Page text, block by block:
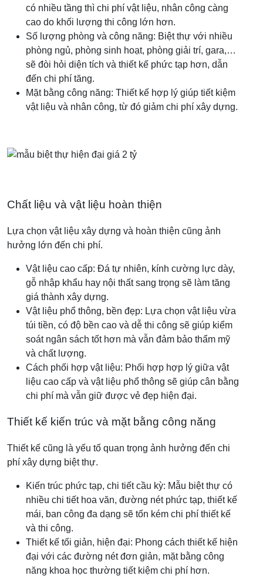
có nhiều tầng thì chi phí vật liệu, nhân công càng
cao do khối lượng thi công lớn hơn.
Số lượng phòng và công năng: Biệt thự với nhiều
phòng ngủ, phòng sinh hoạt, phòng giải trí, gara,…
sẽ đòi hỏi diện tích và thiết kế phức tạp hơn, dẫn
đến chi phí tăng.
Mặt bằng công năng: Thiết kế hợp lý giúp tiết kiệm
vật liệu và nhân công, từ đó giảm chi phí xây dựng.
Chất liệu và vật liệu hoàn thiện
Lựa chọn vật liệu xây dựng và hoàn thiện cũng ảnh
hưởng lớn đến chi phí.
Vật liệu cao cấp: Đá tự nhiên, kính cường lực dày,
gỗ nhập khẩu hay nội thất sang trọng sẽ làm tăng
giá thành xây dựng.
Vật liệu phổ thông, bền đẹp: Lựa chọn vật liệu vừa
túi tiền, có độ bền cao và dễ thi công sẽ giúp kiểm
soát ngân sách tốt hơn mà vẫn đảm bảo thẩm mỹ
và chất lượng.
Cách phối hợp vật liệu: Phối hợp hợp lý giữa vật
liệu cao cấp và vật liệu phổ thông sẽ giúp cân bằng
chi phí mà vẫn giữ được vẻ đẹp hiện đại.
Thiết kế kiến trúc và mặt bằng công năng
Thiết kế cũng là yếu tố quan trọng ảnh hưởng đến chi
phí xây dựng biệt thự.
Kiến trúc phức tạp, chi tiết cầu kỳ: Mẫu biệt thự có
nhiều chi tiết hoa văn, đường nét phức tạp, thiết kế
mái, ban công đa dạng sẽ tốn kém chi phí thiết kế
và thi công.
Thiết kế tối giản, hiện đại: Phong cách thiết kế hiện
đại với các đường nét đơn giản, mặt bằng công
năng khoa học thường tiết kiệm chi phí hơn.